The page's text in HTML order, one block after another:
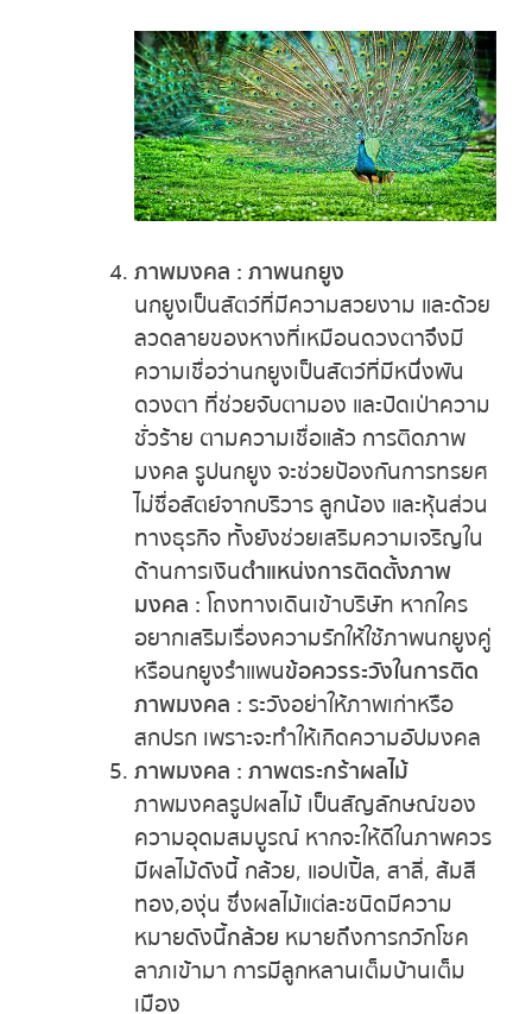
ภาพมงคล : ภาพนกยูง
นกยูงเป็นสัตว์ที่มีความสวยงาม และด้วย
ลวดลายของหางที่เหมือนดวงตาจึงมี
ความเชื่อว่านกยูงเป็นสัตว์ที่มีหนึ่งพัน
ดวงตา ที่ช่วยจับตามอง และปัดเป่าความ
ชั่วร้าย ตามความเชื่อแล้ว การติดภาพ
มงคล รูปนกยูง จะช่วยป้องกันการทรยศ
ไม่ซื่อสัตย์จากบริวาร ลูกน้อง และหุ้นส่วน
ทางธุรกิจ ทั้งยังช่วยเสริมความเจริญใน
ด้านการเงินตำแหน่งการติดตั้งภาพ
มงคล : โถงทางเดินเข้าบริษัท หากใคร
อยากเสริมเรื่องความรักให้ใช้ภาพนกยูงคู่
หรือนกยูงรำแพนข้อควรระวังในการติด
ภาพมงคล : ระวังอย่าให้ภาพเก่าหรือ
สกปรก เพราะจะทำให้เกิดความอัปมงคล
ภาพมงคล : ภาพตระกร้าผลไม้
ภาพมงคลรูปผลไม้ เป็นสัญลักษณ์ของ
ความอุดมสมบูรณ์ หากจะให้ดีในภาพควร
มีผลไม้ดังนี้ กล้วย, แอปเปิ้ล, สาลี่, ส้มสี
ทอง,องุ่น ซึ่งผลไม้แต่ละชนิดมีความ
หมายดังนี้กล้วย หมายถึงการกวักโชค
ลาภเข้ามา การมีลูกหลานเต็มบ้านเต็ม
เมือง